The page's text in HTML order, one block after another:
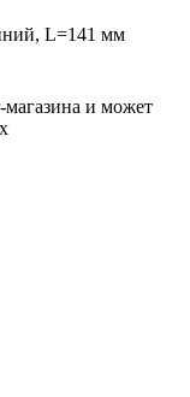
L=141 мм
магазина и может